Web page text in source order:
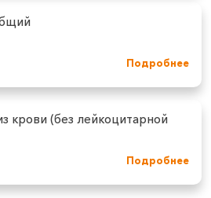
Подробнее
крови (без лейкоцитарной
Подробнее